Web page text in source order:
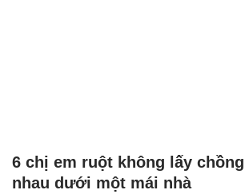
6 chị em ruột không lấy
nhau dưới một mái nhà